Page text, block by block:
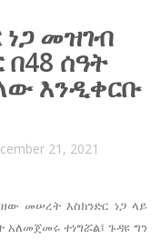
ነጋ መዝገብ
ሰዓት
እንዲቀርቡ
21, 2021
መሠረት እስክንድር ነጋ ላይ
ተነግሯል፤ ጉዳዩ ግን